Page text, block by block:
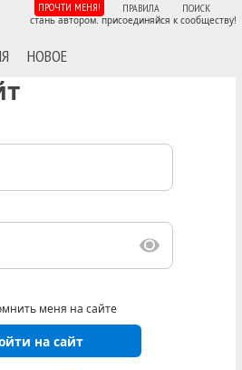
НОВОЕ
ПРОЧТИ МЕНЯ! ПРАВИЛА ПОИСК
стань автором. присоединяйся к сообществу!
меня на сайте
на сайт